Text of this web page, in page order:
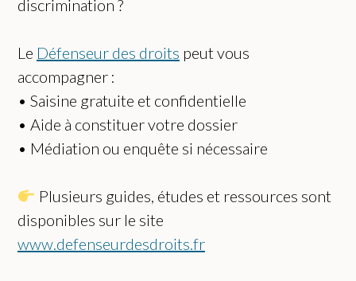
discrimination ?
Le Défenseur des droits peut vous
accompagner :
• Saisine gratuite et confidentielle
• Aide à constituer votre dossier
• Médiation ou enquête si nécessaire
Plusieurs guides, études et ressources sont
disponibles sur le site
www.defenseurdesdroits.fr